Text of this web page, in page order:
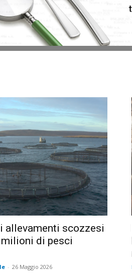
allevamenti scozzesi
di pesci
- 26 Maggio 2026